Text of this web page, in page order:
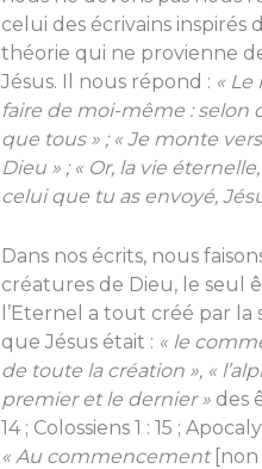
celui des écrivains
théorie qui ne provienne
Jésus. Il nous répond : « Le
faire de moi-même : selon
que tous » ; « Je monte
Dieu » ; « Or, la vie
celui que tu as envoyé,
Dans nos écrits, nous
créatures de Dieu, le seul
l’Eternel a tout créé par la
que Jésus était : « le
de toute la création », «
premier et le dernier »des
14 ; Colossiens 1 : 15 ;
« Au commencement[non